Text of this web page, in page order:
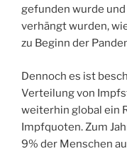
gefunden wurde
verhängt wurden,
zu Beginn der
Dennoch es ist
Verteilung von
weiterhin global ein
Impfquoten. Zum
9% der Menschen